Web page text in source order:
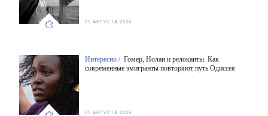
05 АВГУСТА 2026
Интересно / Гомер, Нолан и релоканты. Как
современные эмигранты повторяют путь Одиссея
05 АВГУСТА 2026